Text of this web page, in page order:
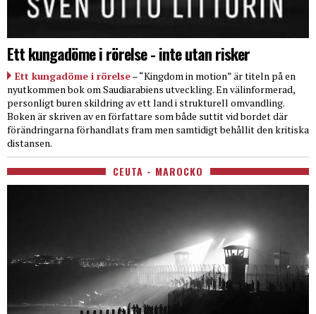
Ett kungadöme i rörelse - inte utan risker
Ett kungadöme i rörelse– “Kingdom in motion” är titeln på en
nyutkommen bok om Saudiarabiens utveckling. En välinformerad,
personligt buren skildring av ett land i strukturell omvandling.
Boken är skriven av en författare som både suttit vid bordet där
förändringarna förhandlats fram men samtidigt behållit den kritiska
distansen.
CEUTA - MAROCKO